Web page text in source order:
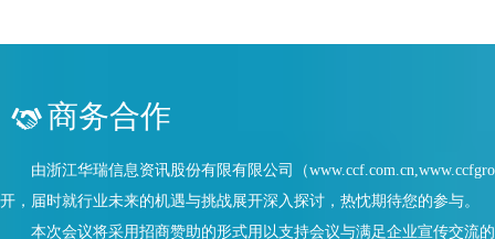
商务合作
由浙江华瑞信息资讯股份有限有限公司（
开，届时就行业未来的机遇与挑战展开深入探讨，热忱期待您的参与。
本次会议将采用招商赞助的形式用以支持会议与满足企业宣传交流的